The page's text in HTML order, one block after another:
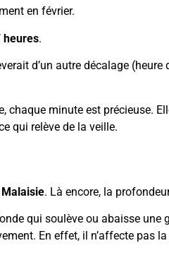
en février.
heures.
d’un autre décalage (heure
minute est précieuse.
qui relève de la veille.
. Là encore, la
qui soulève ou abaisse une
En effet, il n’affecte pas